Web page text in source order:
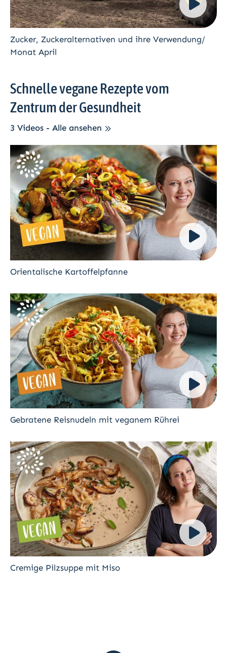
Zucker, Zuckeralternativen und ihre Verwendung/
Monat April
Schnelle vegane Rezepte vom
Zentrum der Gesundheit
3 Videos - Alle ansehen
Orientalische Kartoffelpfanne
Gebratene Reisnudeln mit veganem Rührei
Cremige Pilzsuppe mit Miso